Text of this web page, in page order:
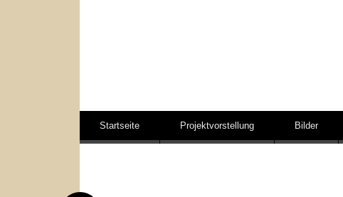
Springe zum Inhalt
Startseite Projektvorstellung Bilder